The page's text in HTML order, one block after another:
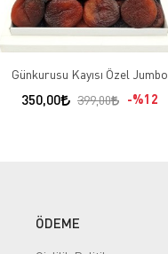
Günkurusu Kayısı Özel Jumbo
350,00 399,00 %12
ÖDEME